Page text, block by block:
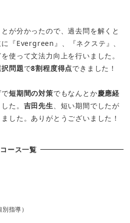
が分かったので、過去問を解くと
『Evergreen』、『ネクステ』、
使って文法力向上を行いました。
問題で8割程度得点できました！
で短期間の対策でもなんとか慶應経
た。 吉田先生、短い期間でしたが
した。ありがとうございました！
コース一覧
指導）